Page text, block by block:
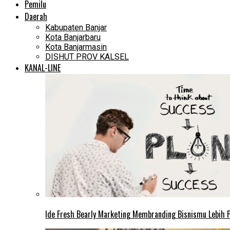
Pemilu
Daerah
Kabupaten Banjar
Kota Banjarbaru
Kota Banjarmasin
DISHUT PROV KALSEL
KANAL-LINE
Ide Fresh Bearly Marketing Membranding Bisnismu Lebih